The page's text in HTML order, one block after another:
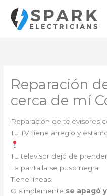
contenido
Reparación
cerca de mí
Reparación de televisores
Tu TV tiene arreglo y
Tu televisor dejó de
La pantalla se puso negra.
Tiene líneas.
O simplemente se apagó